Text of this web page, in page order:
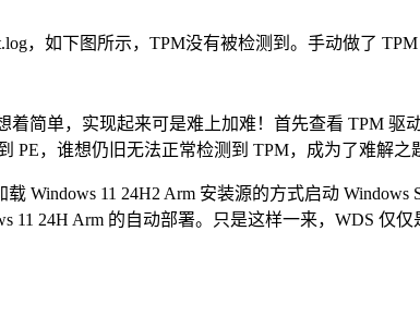
，如下图所示，TPM没有被检测到。手动做了
单，实现起来可是难上加难！首先查看 TPM 驱
，谁想仍旧无法正常检测到 TPM，成为了难解之
11 24H2 Arm 安装源的方式启动 Windows
11 24H Arm 的自动部署。只是这样一来，WDS 仅